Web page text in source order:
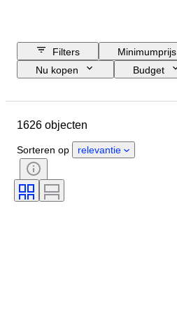
Filters
Minimumprijs
Nu kopen
Budget
Land van herkomst
Geslacht
Conditie
Handtekening
Accessoires inbegrepen
Model
1626 objecten
Sorteren op relevantie